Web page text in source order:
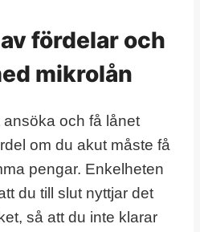
fördelar och
mikrolån
och få lånet
om du akut måste få
pengar. Enkelheten
du till slut nyttjar det
så att du inte klarar